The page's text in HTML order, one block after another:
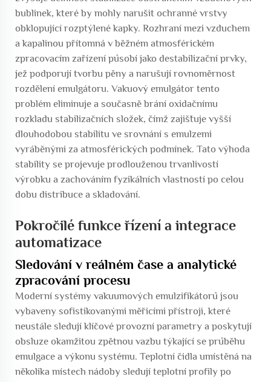
bublinek, které by mohly narušit ochranné vrstvy
obklopující rozptýlené kapky. Rozhraní mezi vzduchem
a kapalinou přítomná v běžném atmosférickém
zpracovacím zařízení působí jako destabilizační prvky,
jež podporují tvorbu pěny a narušují rovnoměrnost
rozdělení emulgátoru. Vakuový emulgátor tento
problém eliminuje a současně brání oxidačnímu
rozkladu stabilizačních složek, čímž zajišťuje vyšší
dlouhodobou stabilitu ve srovnání s emulzemi
vyráběnými za atmosférických podmínek. Tato výhoda
stability se projevuje prodlouženou trvanlivostí
výrobku a zachováním fyzikálních vlastností po celou
dobu distribuce a skladování.
Pokročilé funkce řízení a integrace
automatizace
Sledování v reálném čase a analytické
zpracování procesu
Moderní systémy vakuumových emulzifikátorů jsou
vybaveny sofistikovanými měřicími přístroji, které
neustále sledují klíčové provozní parametry a poskytují
obsluze okamžitou zpětnou vazbu týkající se průběhu
emulgace a výkonu systému. Teplotní čidla umístěná na
několika místech nádoby sledují teplotní profily po